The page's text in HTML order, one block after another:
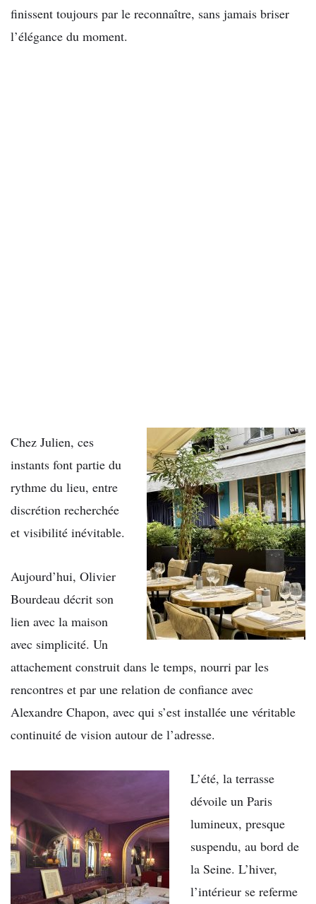
finissent toujours par le reconnaître, sans jamais briser
l’élégance du moment.
Chez Julien, ces
instants font partie du
rythme du lieu, entre
discrétion recherchée
et visibilité inévitable.
Aujourd’hui, Olivier
Bourdeau décrit son
lien avec la maison
avec simplicité. Un
attachement construit dans le temps, nourri par les
rencontres et par une relation de confiance avec
Alexandre Chapon, avec qui s’est installée une véritable
continuité de vision autour de l’adresse.
L’été, la terrasse
dévoile un Paris
lumineux, presque
suspendu, au bord de
la Seine. L’hiver,
l’intérieur se referme